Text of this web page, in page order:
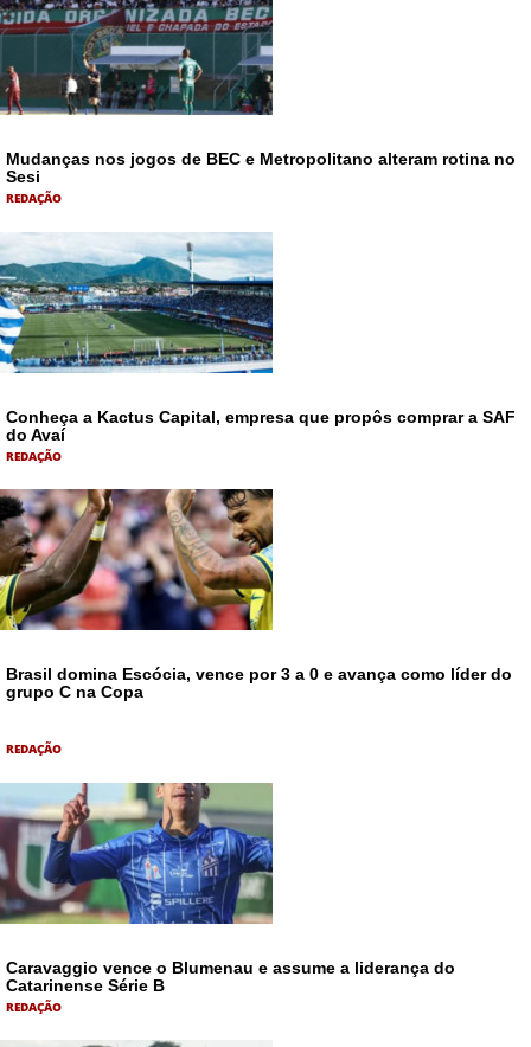
Mudanças nos jogos de BEC e Metropolitano alteram rotina no
Sesi
REDAÇÃO
Conheça a Kactus Capital, empresa que propôs comprar a SAF
do Avaí
REDAÇÃO
Brasil domina Escócia, vence por 3 a 0 e avança como líder do
grupo C na Copa
REDAÇÃO
Caravaggio vence o Blumenau e assume a liderança do
Catarinense Série B
REDAÇÃO